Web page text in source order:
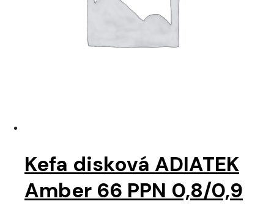
Kefa disková ADIATEK
Amber 66 PPN 0,8/0,9